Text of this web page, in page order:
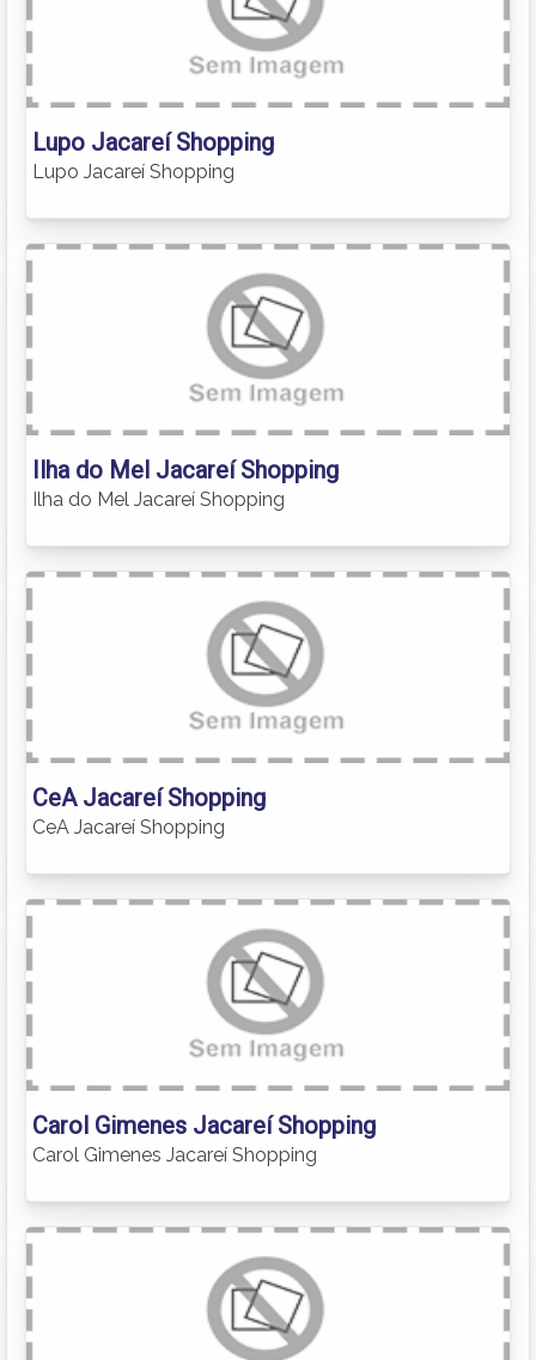
Lupo Jacareí Shopping
Lupo Jacareí Shopping
Ilha do Mel Jacareí Shopping
Ilha do Mel Jacareí Shopping
CeA Jacareí Shopping
CeA Jacareí Shopping
Carol Gimenes Jacareí Shopping
Carol Gimenes Jacareí Shopping